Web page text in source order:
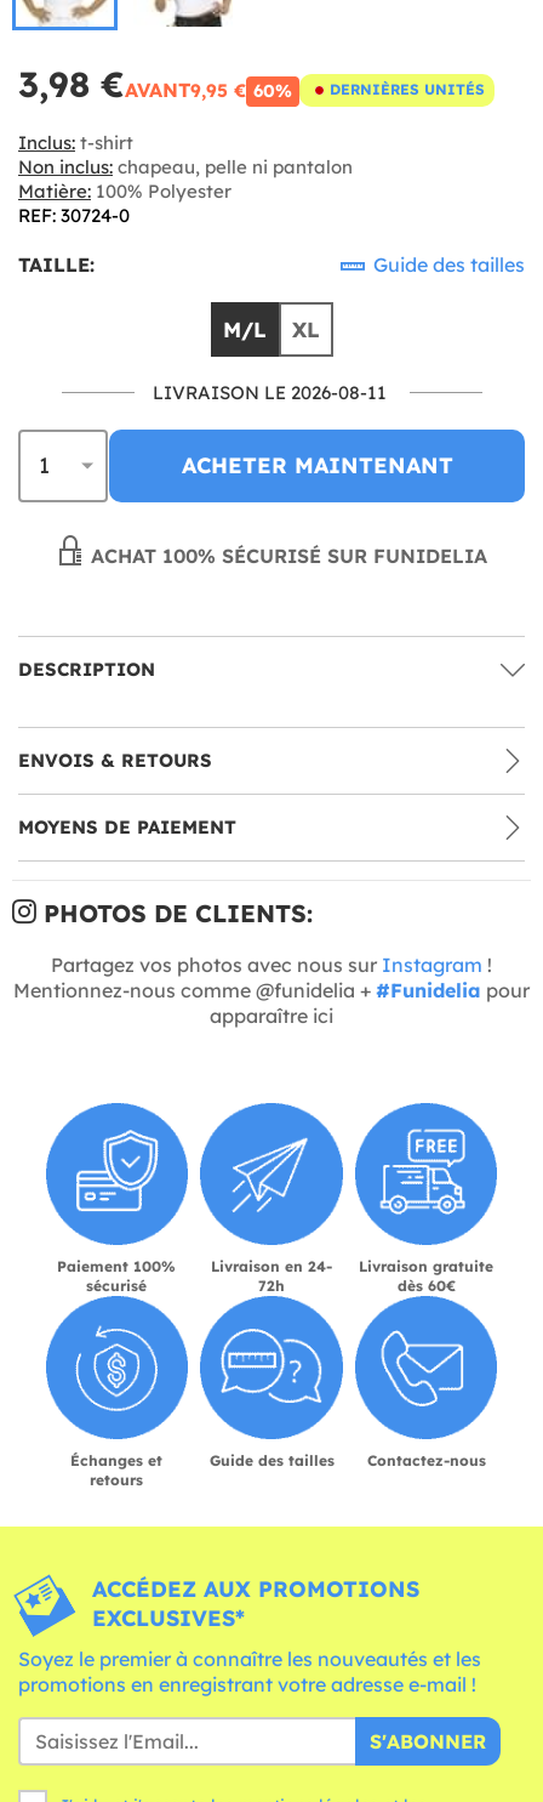
3,98 €AVANT9,95 € 60% DERNIÈRES UNITÉS
Inclus: t-shirt
Non inclus: chapeau, pelle ni pantalon
Matière: 100% Polyester
REF: 30724-0
TAILLE: Guide des tailles
M/L XL
LIVRAISON LE 2026-08-11
ACHETER MAINTENANT
ACHAT 100% SÉCURISÉ SUR FUNIDELIA
DESCRIPTION
ENVOIS & RETOURS
MOYENS DE PAIEMENT
PHOTOS DE CLIENTS:
Partagez vos photos avec nous sur Instagram !
Mentionnez-nous comme @funidelia + #Funidelia pour
apparaître ici
Paiement 100%
sécurisé
Livraison en 24-
72h
Livraison gratuite
dès 60€
Échanges et
retours
Guide des tailles Contactez-nous
ACCÉDEZ AUX PROMOTIONS
EXCLUSIVES*
Soyez le premier à connaître les nouveautés et les
promotions en enregistrant votre adresse e-mail !
S'ABONNER